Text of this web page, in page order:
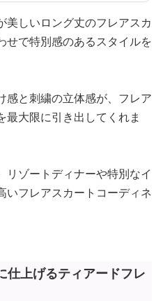
美しいロング丈のフレアスカ
せで特別感のあるスタイルを
感と刺繍の立体感が、フレア
最大限に引き出してくれま
リゾートディナーや特別なイ
いフレアスカートコーディネ
仕上げるティアードフレ